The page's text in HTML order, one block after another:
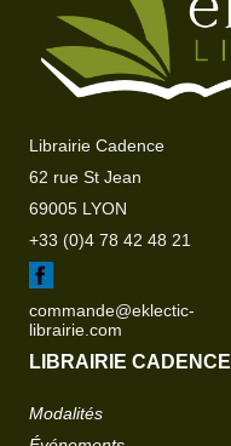
Librairie Cadence
62 rue St Jean
69005 LYON
+33 (0)4 78 42 48 21
commande@eklectic-
librairie.com
LIBRAIRIE CADENCE
Modalités